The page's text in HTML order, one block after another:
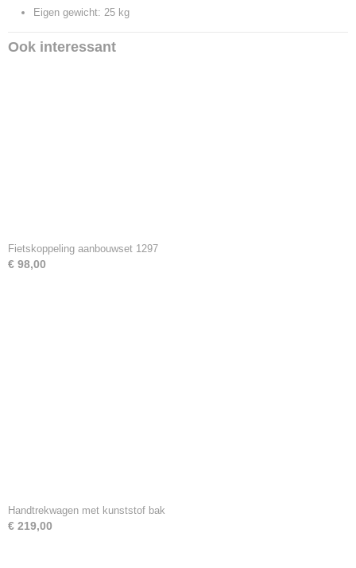
Eigen gewicht: 25 kg
Ook interessant
Fietskoppeling aanbouwset 1297
€ 98,00
Handtrekwagen met kunststof bak
€ 219,00